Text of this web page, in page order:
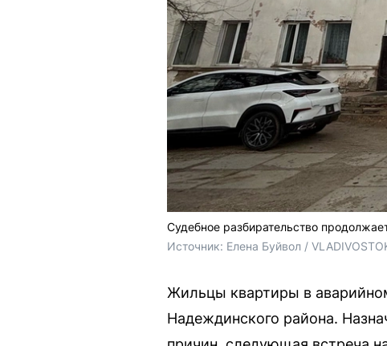
Судебное разбирательство
Источник: Елена Буйвол /
Жильцы квартиры в
Надеждинского района.